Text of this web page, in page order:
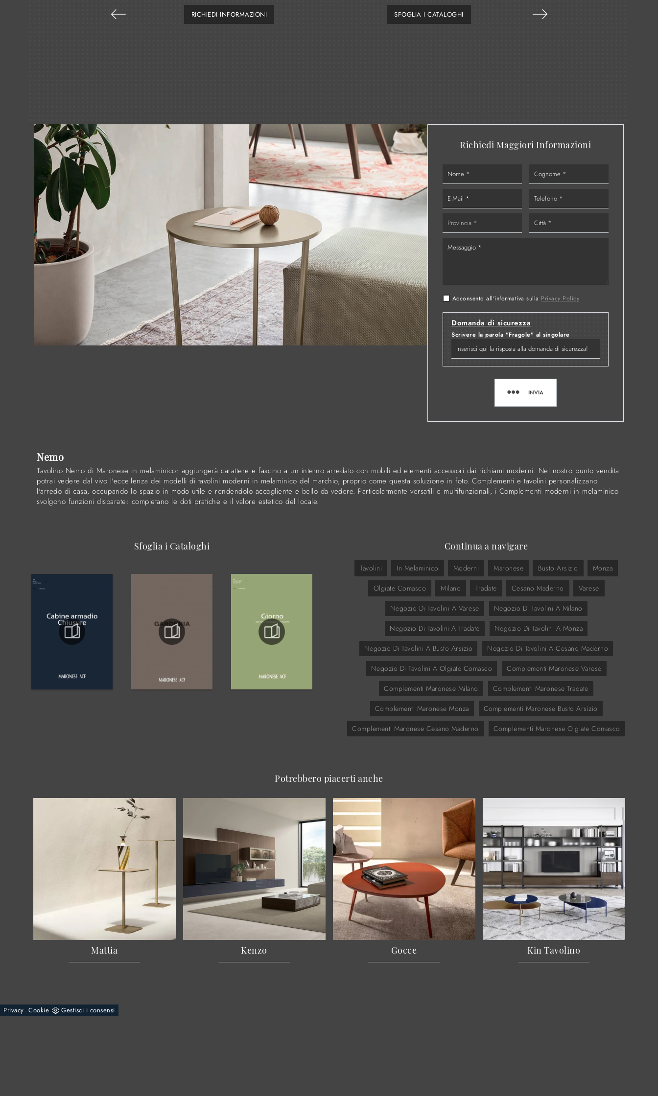
RICHIEDI INFORMAZIONI SFOGLIA I CATALOGHI
Richiedi Maggiori Informazioni
Acconsento all'informativa sulla Privacy Policy
Domanda di sicurezza
Scrivere la parola "Fragole" al singolare
INVIA
Nemo
Tavolino Nemo di Maronese in melaminico: aggiungerà carattere e fascino a un interno arredato con mobili ed elementi accessori dai richiami moderni. Nel nostro punto vendita
potrai vedere dal vivo l'eccellenza dei modelli di tavolini moderni in melaminico del marchio, proprio come questa soluzione in foto. Complementi e tavolini personalizzano
l'arredo di casa, occupando lo spazio in modo utile e rendendolo accogliente e bello da vedere. Particolarmente versatili e multifunzionali, i Complementi moderni in melaminico
svolgono funzioni disparate: completano le doti pratiche e il valore estetico del locale.
Sfoglia i Cataloghi Continua a navigare
Tavolini In Melaminico Moderni Maronese Busto Arsizio Monza
Olgiate Comasco Milano Tradate Cesano Maderno Varese
Negozio Di Tavolini A Varese Negozio Di Tavolini A Milano
Negozio Di Tavolini A Tradate Negozio Di Tavolini A Monza
Negozio Di Tavolini A Busto Arsizio Negozio Di Tavolini A Cesano Maderno
Negozio Di Tavolini A Olgiate Comasco Complementi Maronese Varese
Complementi Maronese Milano Complementi Maronese Tradate
Complementi Maronese Monza Complementi Maronese Busto Arsizio
Complementi Maronese Cesano Maderno Complementi Maronese Olgiate Comasco
Potrebbero piacerti anche
Mattia Kenzo Gocce Kin Tavolino
Privacy - Cookie Gestisci i consensi